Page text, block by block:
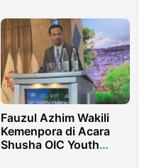
Fauzul Azhim Wakili
Kemenpora di Acara
Shusha OIC Youth